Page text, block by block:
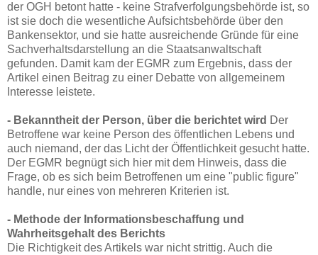
der OGH betont hatte - keine Strafverfolgungsbehörde ist, so
ist sie doch die wesentliche Aufsichtsbehörde über den
Bankensektor, und sie hatte ausreichende Gründe für eine
Sachverhaltsdarstellung an die Staatsanwaltschaft
gefunden. Damit kam der EGMR zum Ergebnis, dass der
Artikel einen Beitrag zu einer Debatte von allgemeinem
Interesse leistete.
- Bekanntheit der Person, über die berichtet wird Der
Betroffene war keine Person des öffentlichen Lebens und
auch niemand, der das Licht der Öffentlichkeit gesucht hatte.
Der EGMR begnügt sich hier mit dem Hinweis, dass die
Frage, ob es sich beim Betroffenen um eine "public figure"
handle, nur eines von mehreren Kriterien ist.
- Methode der Informationsbeschaffung und
Wahrheitsgehalt des Berichts
Die Richtigkeit des Artikels war nicht strittig. Auch die